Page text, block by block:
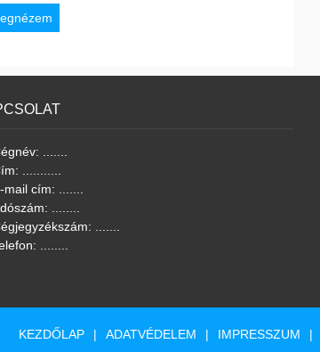
.......
...........
mail cím: .......
........
.......
........
KEZDŐLAP ADATVÉDELEM IMPRESSZUM